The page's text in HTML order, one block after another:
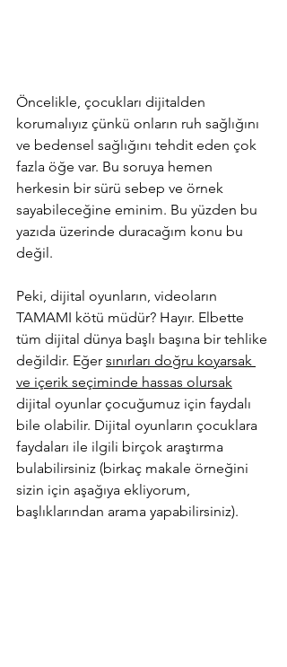
Öncelikle, çocukları dijitalden
korumalıyız çünkü onların ruh sağlığını
ve bedensel sağlığını tehdit eden çok
fazla öğe var. Bu soruya hemen
herkesin bir sürü sebep ve örnek
sayabileceğine eminim. Bu yüzden bu
yazıda üzerinde duracağım konu bu
değil.
Peki, dijital oyunların, videoların
TAMAMI kötü müdür? Hayır. Elbette
tüm dijital dünya başlı başına bir tehlike
değildir. Eğer sınırları doğru koyarsak
ve içerik seçiminde hassas olursak
dijital oyunlar çocuğumuz için faydalı
bile olabilir. Dijital oyunların çocuklara
faydaları ile ilgili birçok araştırma
bulabilirsiniz (birkaç makale örneğini
sizin için aşağıya ekliyorum,
başlıklarından arama yapabilirsiniz).